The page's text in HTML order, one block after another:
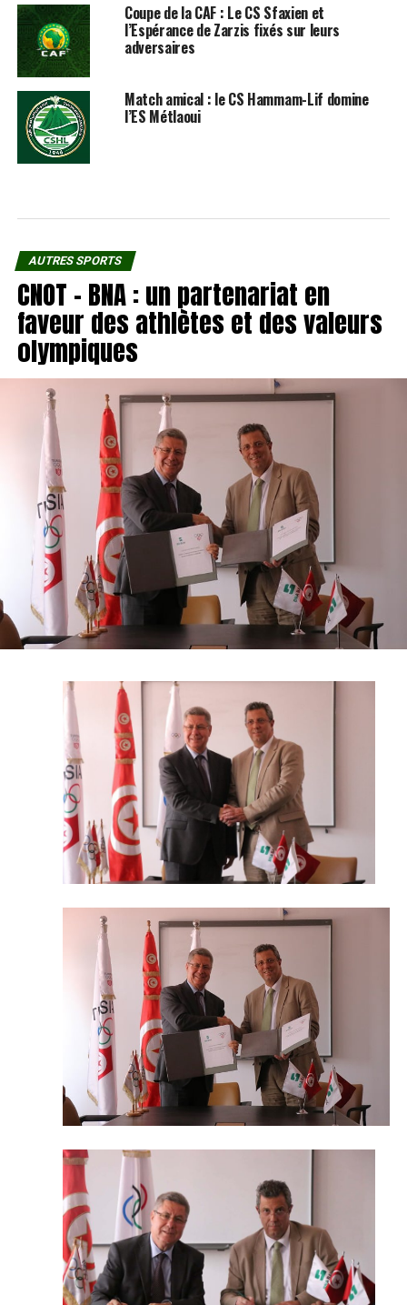
Coupe de la CAF : Le CS Sfaxien et
l’Espérance de Zarzis fixés sur leurs
adversaires
Match amical : le CS Hammam-Lif domine
l’ES Métlaoui
AUTRES SPORTS
CNOT – BNA : un partenariat en
faveur des athlètes et des valeurs
olympiques